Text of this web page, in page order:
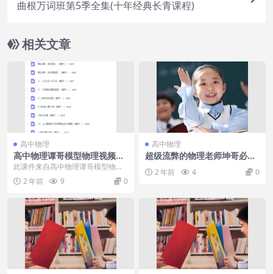
曲根万词班第5季全集(十年经典长青课程)
相关文章
高中物理
高中物理谭哥模型物理视频全
套电场专题完结
此课件来自高中物理谭哥模型物理
视频全套电场专题完结，电场是电
荷及变化磁场周围空间...
2 年前 9 0
高中物理
超级流弊的物理老师坤哥必修
2 年前 4 0